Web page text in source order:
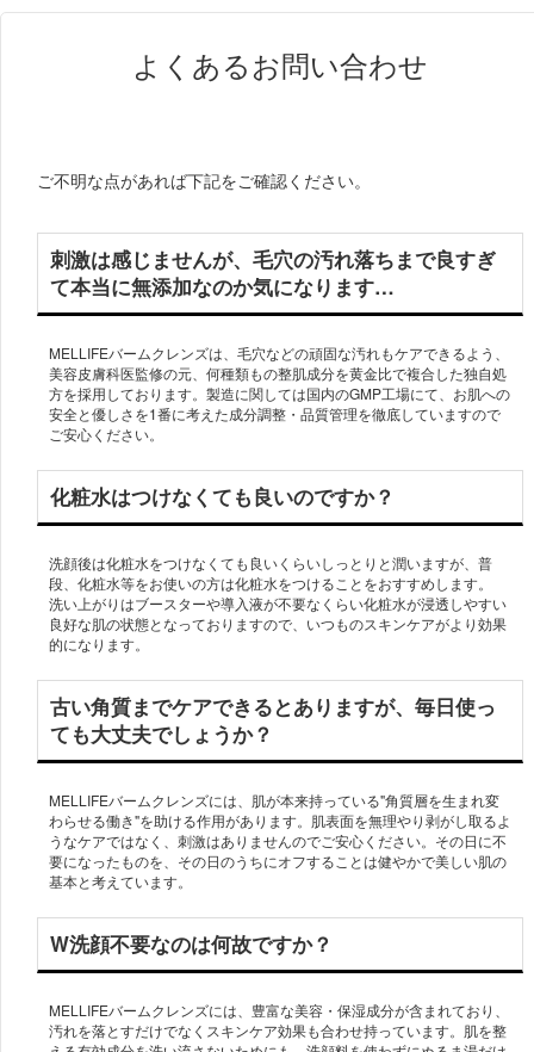
よくあるお問い合わせ
ご不明な点があれば下記をご確認ください。
刺激は感じませんが、毛穴の汚れ落ちまで良すぎ
て本当に無添加なのか気になります…
MELLIFEバームクレンズは、毛穴などの頑固な汚れもケアできるよう、
美容皮膚科医監修の元、何種類もの整肌成分を黄金比で複合した独自処
方を採用しております。製造に関しては国内のGMP工場にて、お肌への
安全と優しさを1番に考えた成分調整・品質管理を徹底していますので
ご安心ください。
化粧水はつけなくても良いのですか？
洗顔後は化粧水をつけなくても良いくらいしっとりと潤いますが、普
段、化粧水等をお使いの方は化粧水をつけることをおすすめします。
洗い上がりはブースターや導入液が不要なくらい化粧水が浸透しやすい
良好な肌の状態となっておりますので、いつものスキンケアがより効果
的になります。
古い角質までケアできるとありますが、毎日使っ
ても大丈夫でしょうか？
MELLIFEバームクレンズには、肌が本来持っている"角質層を生まれ変
わらせる働き"を助ける作用があります。肌表面を無理やり剥がし取るよ
うなケアではなく、刺激はありませんのでご安心ください。その日に不
要になったものを、その日のうちにオフすることは健やかで美しい肌の
W洗顔不要なのは何故ですか？
MELLIFEバームクレンズには、豊富な美容・保湿成分が含まれており、
汚れを落とすだけでなくスキンケア効果も合わせ持っています。肌を整